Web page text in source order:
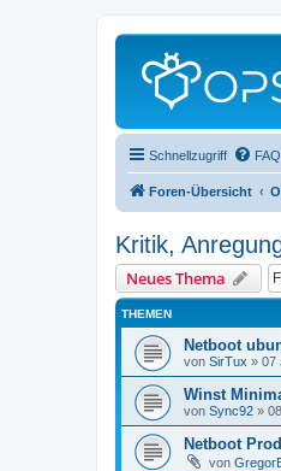
Schnellzugriff FAQ
Foren-Übersicht
Kritik,
Neues Thema
THEMEN
Netboot
von SirTux » 07
Winst
von Sync92 »
Netboot
von